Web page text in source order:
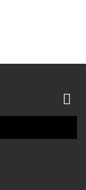
